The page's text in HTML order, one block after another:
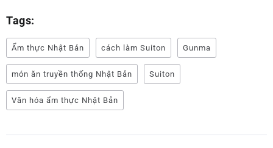
Tags:
Ẩm thực Nhật Bản cách làm Suiton Gunma
món ăn truyền thống Nhật Bản Suiton
Văn hóa ẩm thực Nhật Bản